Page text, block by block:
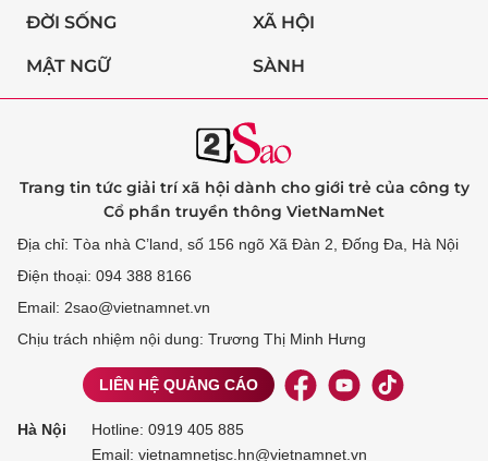
ĐỜI SỐNG XÃ HỘI
MẬT NGỮ SÀNH
Trang tin tức giải trí xã hội dành cho giới trẻ của công ty
Cổ phần truyền thông VietNamNet
Địa chỉ: Tòa nhà C’land, số 156 ngõ Xã Đàn 2, Đống Đa, Hà Nội
Điện thoại: 094 388 8166
Email: 2sao@vietnamnet.vn
Chịu trách nhiệm nội dung: Trương Thị Minh Hưng
LIÊN HỆ QUẢNG CÁO
Hà Nội Hotline: 0919 405 885
Email: vietnamnetjsc.hn@vietnamnet.vn